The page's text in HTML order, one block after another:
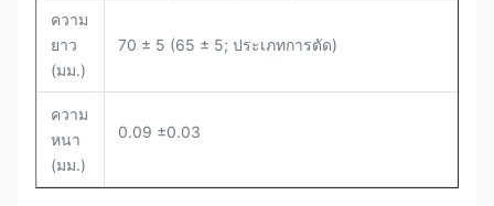
ความ
ยาว
(มม.)
70 ± 5 (65 ± 5; ประเภทการตัด)
ความ
หนา
(มม.)
0.09 ±0.03